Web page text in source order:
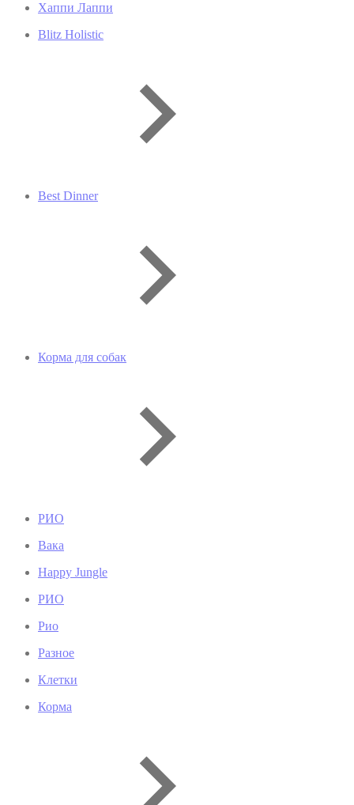
Хаппи Лаппи
Blitz Holistic
Best Dinner
Корма для собак
РИО
Вака
Happy Jungle
РИО
Рио
Разное
Клетки
Корма